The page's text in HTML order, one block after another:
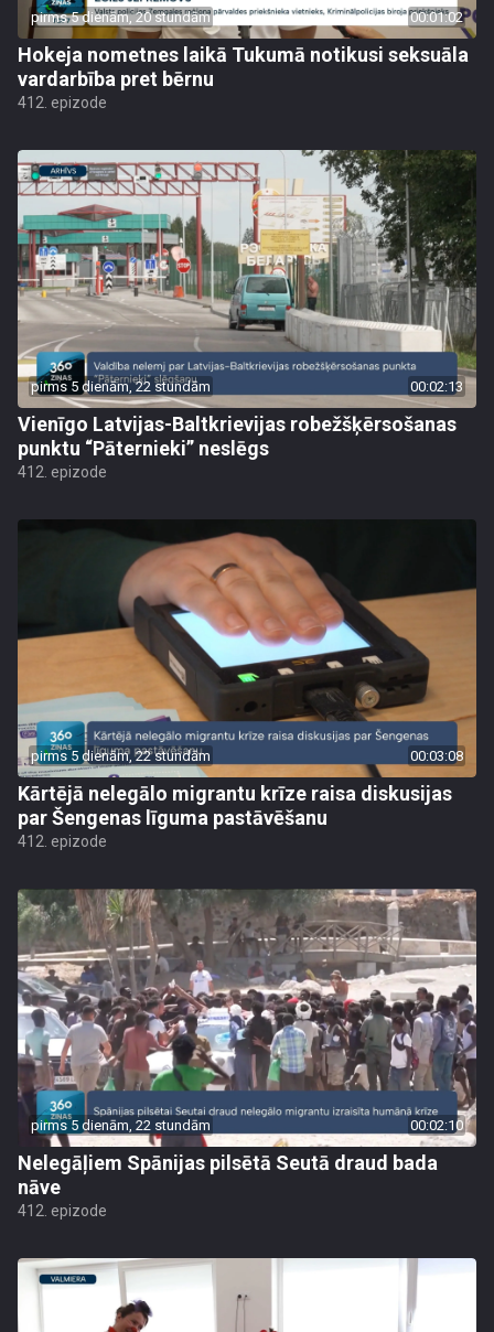
pirms 5 dienām, 20 stundām 00:01:02
Hokeja nometnes laikā Tukumā notikusi seksuāla
vardarbība pret bērnu
412. epizode
pirms 5 dienām, 22 stundām 00:02:13
Vienīgo Latvijas-Baltkrievijas robežšķērsošanas
punktu “Pāternieki” neslēgs
412. epizode
pirms 5 dienām, 22 stundām 00:03:08
Kārtējā nelegālo migrantu krīze raisa diskusijas
par Šengenas līguma pastāvēšanu
412. epizode
pirms 5 dienām, 22 stundām 00:02:10
Nelegāļiem Spānijas pilsētā Seutā draud bada
nāve
412. epizode